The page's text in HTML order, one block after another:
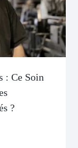
: Ce Soin
?